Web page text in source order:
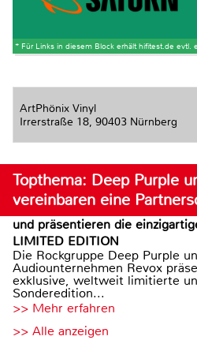
* Für Links in diesem Block erhält hifitest.de evtl.
ArtPhönix Vinyl
Irrerstraße 18, 90403 Nürnberg
Topthema: Deep Purple
vereinbaren eine
und präsentieren die
LIMITED EDITION
Die Rockgruppe Deep Purple
Audiounternehmen Revox
exklusive, weltweit limitierte
Sonderedition...
>> Mehr erfahren
>> Alle anzeigen